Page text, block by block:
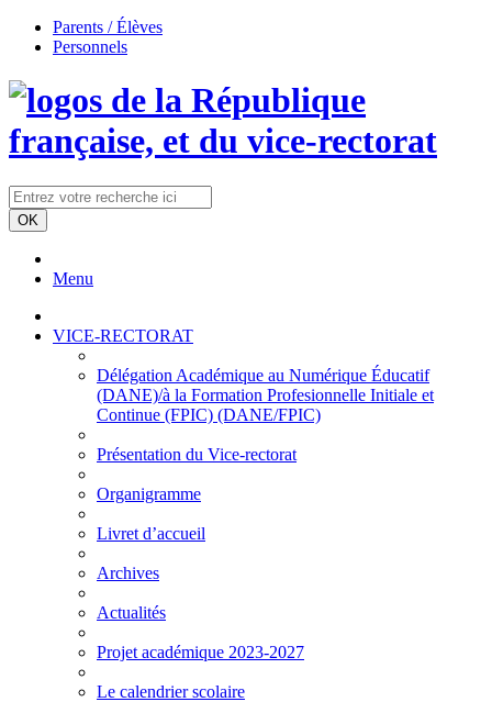
Parents / Élèves
Personnels
Menu
VICE-RECTORAT
Délégation Académique au Numérique Éducatif
(DANE)/à la Formation Profesionnelle Initiale et
Continue (FPIC) (DANE/FPIC)
Présentation du Vice-rectorat
Organigramme
Livret d’accueil
Archives
Actualités
Projet académique 2023-2027
Le calendrier scolaire